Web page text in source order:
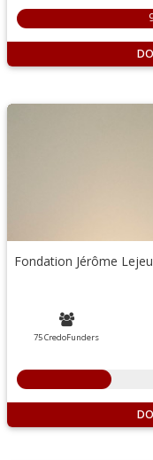
Fondation Jérôme
75 CredoFunders